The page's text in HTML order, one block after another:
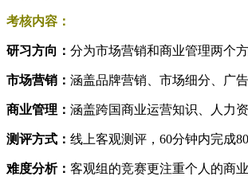
考核内容：
研习方向： 分为市场营销和商业管理两个方
市场营销： 涵盖品牌营销、市场细分、广
商业管理： 涵盖跨国商业运营知识、人力
测评方式： 线上客观测评，60分钟内完成
难度分析： 客观组的竞赛更注重个人的商